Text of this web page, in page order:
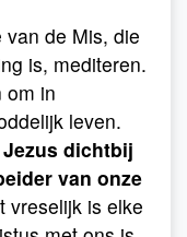
de Mis, die
is, mediteren.
om in
leven.
Jezus dichtbij
van onze
vreselijk is elke